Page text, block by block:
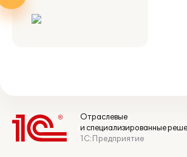
Отраслевые
и специализированные
1С:Предприятие